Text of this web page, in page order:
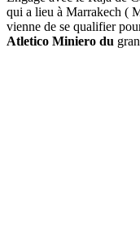
qui a lieu à Marrakech (
vienne de se qualifier
Atletico Miniero du